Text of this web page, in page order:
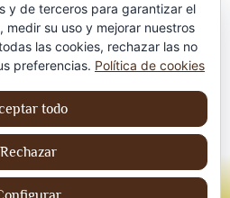
de privacidad
Legal
de cookies
los derechos
y de terceros para garantizar el
su uso y mejorar nuestros
las cookies, rechazar las no
preferencias. Política de cookies
todo
Rechazar